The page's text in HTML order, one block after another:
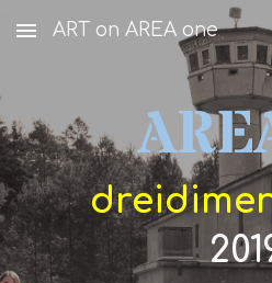
Skip to main content
ART on AREA one